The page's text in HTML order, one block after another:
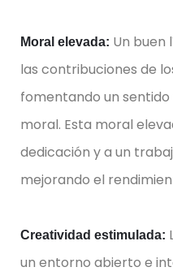
Moral elevada: Un buen
las contribuciones de
fomentando un
moral. Esta moral
dedicación y a un
mejorando el
Creatividad estimulada:
un entorno abierto e